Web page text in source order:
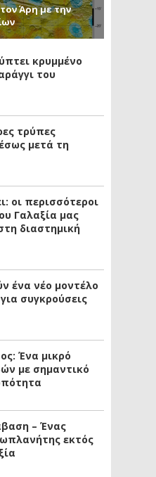
Άρη με την
κρυμμένο
του
τρύπες
μετά τη
οι περισσότεροι
Γαλαξία μας
διαστημική
ένα νέο μοντέλο
συγκρούσεις
Ένα μικρό
με σημαντικό
– Ένας
εκτός